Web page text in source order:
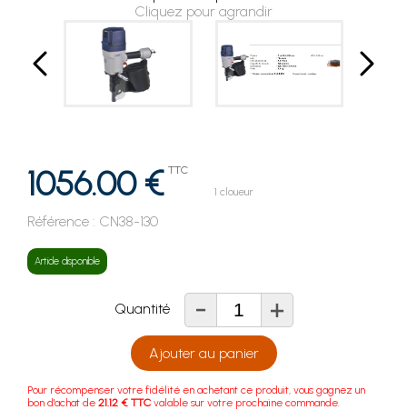
Cliquez pour agrandir
1056.00 € TTC
1 cloueur
Référence : CN38-130
Article disponible
Quantité - +
Ajouter au panier
Pour récompenser votre fidélité en achetant ce produit, vous gagnez un
bon d'achat de 21.12 € TTC valable sur votre prochaine commande.